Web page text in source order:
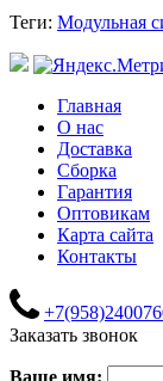
Теги: Модульная
Главная
О нас
Доставка
Сборка
Гарантия
Оптовикам
Карта сайта
Контакты
Заказать звонок
Ваше имя: